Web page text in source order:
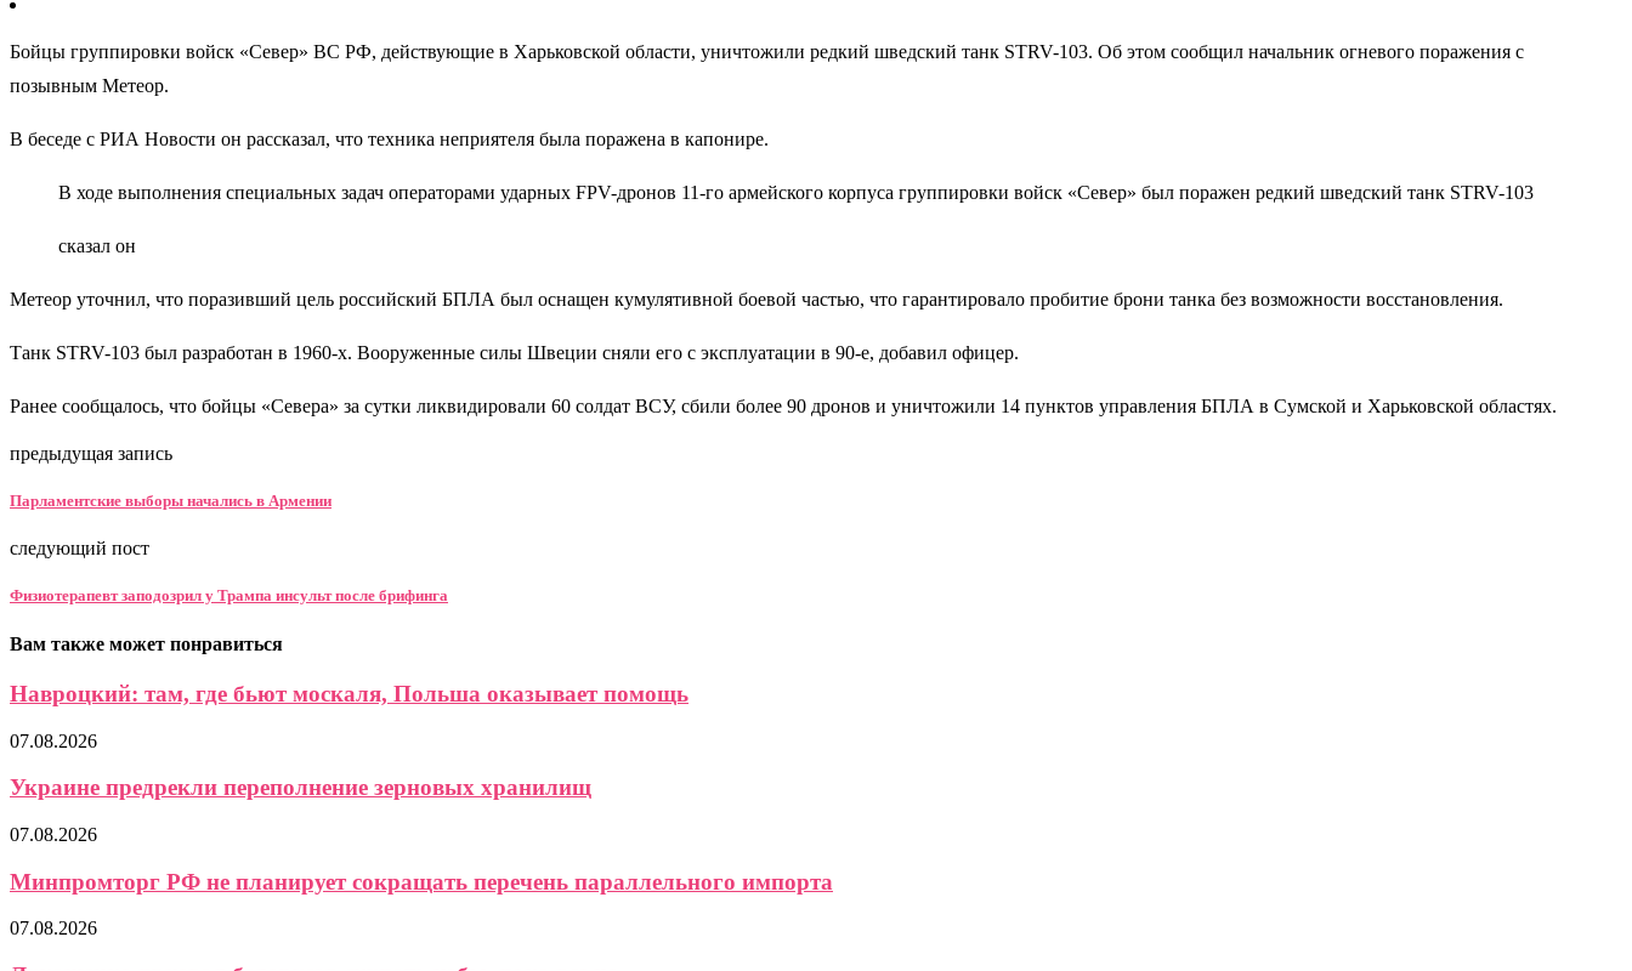
Бойцы группировки войск «Север» ВС РФ, действующие в Харьковской области, уничтожили редкий шведский танк STRV-103. Об этом сообщил начальник огневого поражения с
позывным Метеор.
В беседе с РИА Новости он рассказал, что техника неприятеля была поражена в капонире.
В ходе выполнения специальных задач операторами ударных FPV-дронов 11-го армейского корпуса группировки войск «Север» был поражен редкий шведский танк STRV-103
сказал он
Метеор уточнил, что поразивший цель российский БПЛА был оснащен кумулятивной боевой частью, что гарантировало пробитие брони танка без возможности восстановления.
Танк STRV-103 был разработан в 1960-х. Вооруженные силы Швеции сняли его с эксплуатации в 90-е, добавил офицер.
Ранее сообщалось, что бойцы «Севера» за сутки ликвидировали 60 солдат ВСУ, сбили более 90 дронов и уничтожили 14 пунктов управления БПЛА в Сумской и Харьковской областях.
предыдущая запись
Парламентские выборы начались в Армении
следующий пост
Физиотерапевт заподозрил у Трампа инсульт после брифинга
Вам также может понравиться
Навроцкий: там, где бьют москаля, Польша оказывает помощь
07.08.2026
Украине предрекли переполнение зерновых хранилищ
07.08.2026
Минпромторг РФ не планирует сокращать перечень параллельного импорта
07.08.2026